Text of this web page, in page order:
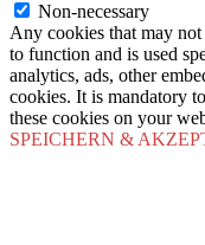
Non-necessary
Any cookies that may
to function and is used
analytics, ads, other
cookies. It is mandatory
these cookies on your
SPEICHERN &